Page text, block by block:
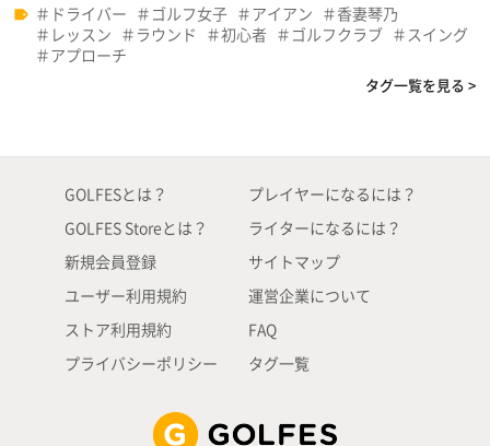
ドライバー ゴルフ女子 アイアン
香妻琴乃
レッスン
ラウンド 初心者 ゴルフクラブ
スイング
アプローチ
タグ一覧を見る >
GOLFESとは？
GOLFES Storeとは？
新規会員登録
ユーザー利用規約
ストア利用規約
プライバシーポリシー
プレイヤーになるには？
ライターになるには？
サイトマップ
運営企業について
FAQ
タグ一覧